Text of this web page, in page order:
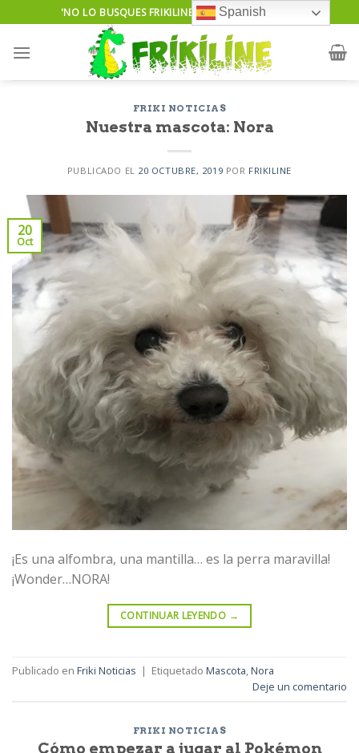
to
content
'NO LO BUSQUES FRIKILINE TE LO ENCUENTRA'...
FRIKI NOTICIAS
Nuestra mascota: Nora
PUBLICADO EL 20 OCTUBRE, 2019 POR FRIKILINE
20
Oct
¡Es una alfombra, una mantilla… es la perra maravilla!
¡Wonder…NORA!
CONTINUAR LEYENDO →
Publicado en Friki Noticias | Etiquetado Mascota,Nora
Deje un comentario
FRIKI NOTICIAS
Cómo empezar a jugar al Pokémon
Spanish